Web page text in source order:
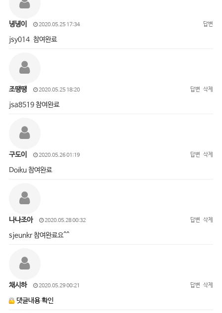
녕녕이 2020.05.25 17:34 답변
jsy014 참여완료
조땡땡 2020.05.25 18:20 답변 삭제
jsa8519 참여완료
구도이 2020.05.26 01:19 답변 삭제
Doiku 참여완료
나나조아 2020.05.28 00:32 답변 삭제
sjeunkr 참여완료요^^
채시하 2020.05.29 00:21 답변 삭제
댓글내용 확인